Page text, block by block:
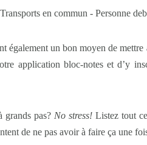
également un bon moyen de
application bloc-notes et d’y
grands pas? No stress!Listez tout
de ne pas avoir à faire ça une